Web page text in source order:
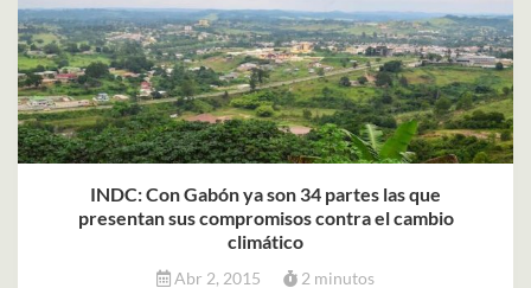
INDC: Con Gabón ya son 34 partes las que
presentan sus compromisos contra el cambio
climático
Abr 2, 2015 2 minutos